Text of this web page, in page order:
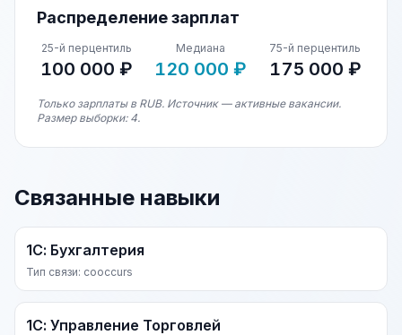
Распределение зарплат
25-й перцентиль
100 000 ₽
Медиана
120 000 ₽
75-й перцентиль
175 000 ₽
Только зарплаты в RUB. Источник — активные вакансии.
Размер выборки: 4.
Связанные навыки
1С: Бухгалтерия
Тип связи: cooccurs
1С: Управление Торговлей